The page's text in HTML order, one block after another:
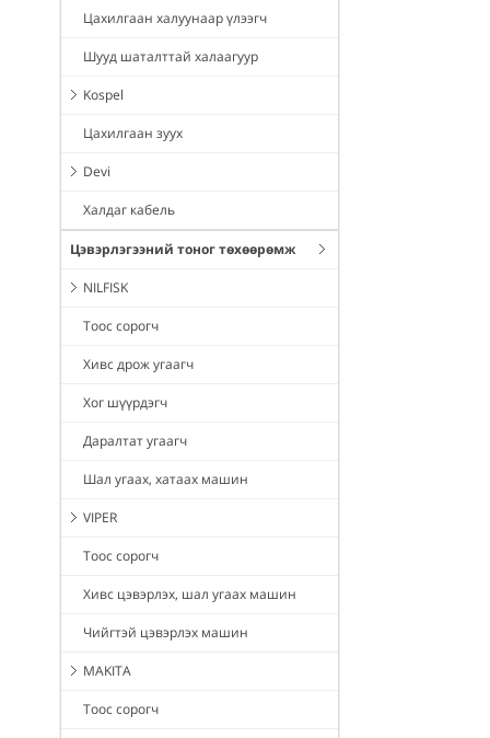
Цахилгаан халуунаар үлээгч
Шууд шаталттай халаагуур
Kospel
Цахилгаан зуух
Devi
Халдаг кабель
Цэвэрлэгээний тоног төхөөрөмж
NILFISK
Тоос сорогч
Хивс дрож угаагч
Хог шүүрдэгч
Даралтат угаагч
Шал угаах, хатаах машин
VIPER
Тоос сорогч
Хивс цэвэрлэх, шал угаах машин
Чийгтэй цэвэрлэх машин
MAKITA
Тоос сорогч